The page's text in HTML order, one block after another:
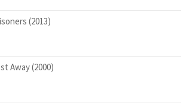
(2013)
Away (2000)